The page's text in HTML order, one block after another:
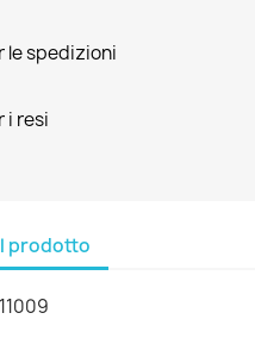
le spedizioni
i resi
prodotto
11009